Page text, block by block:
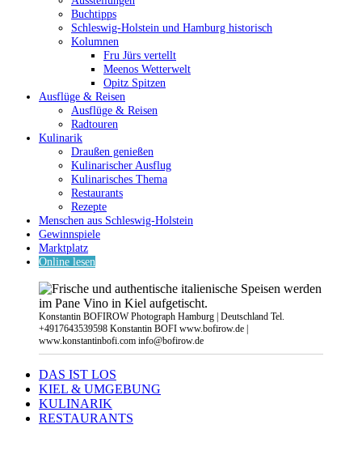
Buchtipps
Schleswig-Holstein und Hamburg historisch
Kolumnen
Fru Jürs vertellt
Meenos Wetterwelt
Opitz Spitzen
Ausflüge & Reisen
Ausflüge & Reisen
Radtouren
Kulinarik
Draußen genießen
Kulinarischer Ausflug
Kulinarisches Thema
Restaurants
Rezepte
Menschen aus Schleswig-Holstein
Gewinnspiele
Marktplatz
Online lesen
Konstantin BOFIROW Photograph Hamburg | Deutschland Tel.
+4917643539598 Konstantin BOFI www.bofirow.de |
www.konstantinbofi.com info@bofirow.de
DAS IST LOS
KIEL & UMGEBUNG
KULINARIK
RESTAURANTS